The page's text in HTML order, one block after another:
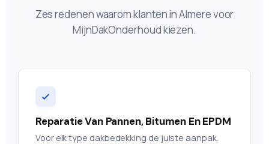
Zes redenen waarom klanten in Almere voor
MijnDakOnderhoud kiezen.
Reparatie Van Pannen, Bitumen En EPDM
Voor elk type dakbedekking de juiste aanpak.